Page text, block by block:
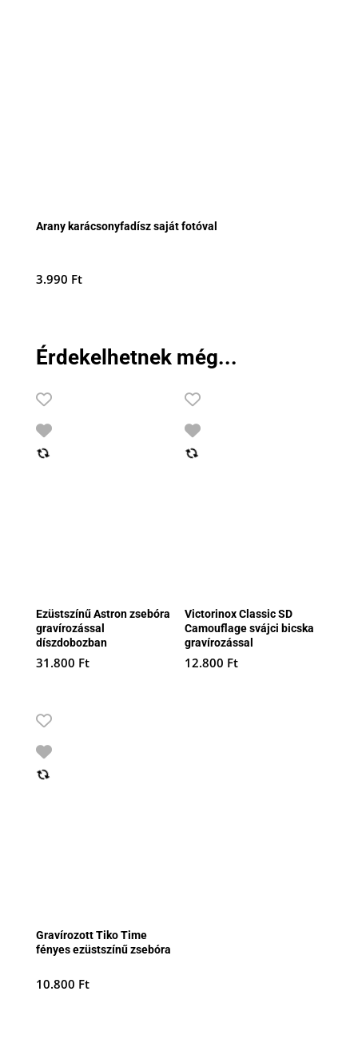
Arany karácsonyfadísz saját fotóval
3.990 Ft
Érdekelhetnek még...
Ezüstszínű Astron zsebóra
gravírozással
díszdobozban
31.800 Ft
Victorinox Classic SD
Camouflage svájci bicska
gravírozással
12.800 Ft
Gravírozott Tiko Time
fényes ezüstszínű zsebóra
10.800 Ft